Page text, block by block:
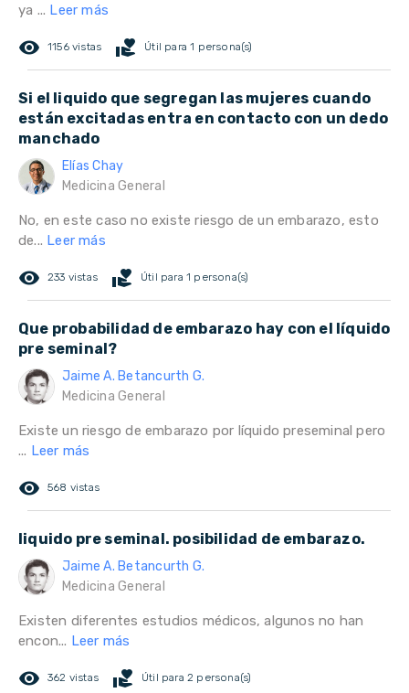
ya ... Leer más
remove_red_eye 1156 vistas volunteer_activism Útil para 1 persona(s)
Si el liquido que segregan las mujeres cuando
están excitadas entra en contacto con un dedo
manchado
Elías Chay
Medicina General
No, en este caso no existe riesgo de un embarazo, esto
de... Leer más
remove_red_eye 233 vistas volunteer_activism Útil para 1 persona(s)
Que probabilidad de embarazo hay con el líquido
pre seminal?
Jaime A. Betancurth G.
Medicina General
Existe un riesgo de embarazo por líquido preseminal pero
... Leer más
remove_red_eye 568 vistas
liquido pre seminal. posibilidad de embarazo.
Jaime A. Betancurth G.
Medicina General
Existen diferentes estudios médicos, algunos no han
encon... Leer más
remove_red_eye 362 vistas volunteer_activism Útil para 2 persona(s)